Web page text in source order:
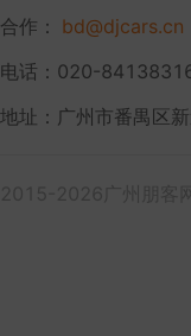
合作： bd@djcars.cn
电话：020-
地址：广州市番禺区